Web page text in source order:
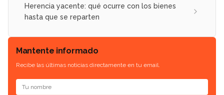
Herencia yacente: qué ocurre con los bienes
hasta que se reparten
Mantente informado
Recibe las últimas noticias directamente en tu email.